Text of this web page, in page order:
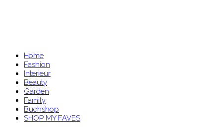
Home
Fashion
Interieur
Beauty
Garden
Family
Buchshop
SHOP MY FAVES